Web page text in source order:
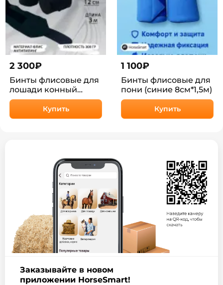
2 300₽
Бинты флисовые для
лошади конный
спорт, верховая езда
ОколоКони, цвет
черный
Купить
1 100₽
Бинты флисовые для
пони (синие 8см*1,5м)
Купить
Заказывайте в новом
приложении HorseSmart!